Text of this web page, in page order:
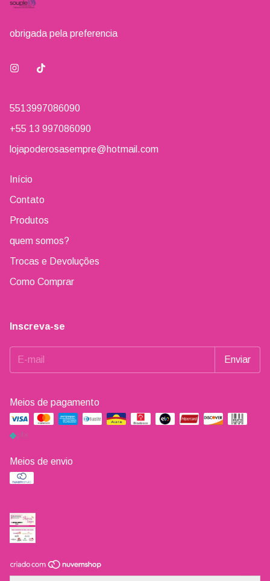
obrigada pela preferencia
5513997086090
+55 13 997086090
lojapoderosasempre@hotmail.com
Início
Contato
Produtos
quem somos?
Trocas e Devoluções
Como Comprar
Inscreva-se
Meios de pagamento
Meios de envio